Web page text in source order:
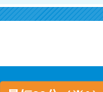
プロミス